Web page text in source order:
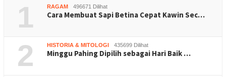
1 RAGAM 496671 Dilihat
Cara Membuat Sapi Betina Cepat Kawin Sec…
2 HISTORIA & MITOLOGI 435699 Dilihat
Minggu Pahing Dipilih sebagai Hari Baik …